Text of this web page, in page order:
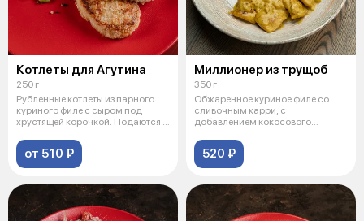
Котлеты для Агутина
250 г
Рубленные котлеты из парного
куриного филе с сыром под
хрустящей корочкой. Подаются с
от 510 ₽
Миллионер из трущоб
350 г
Обжаренное куриное филе со
сливочным карри, с
добавлением кокосового
520 ₽